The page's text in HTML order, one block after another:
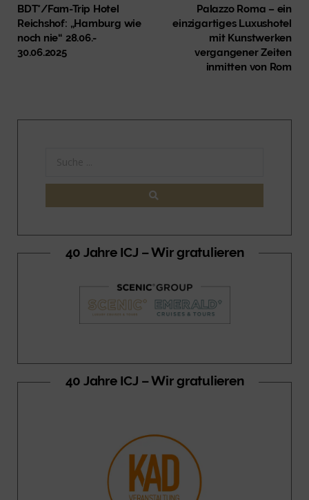
BDT*/Fam-Trip Hotel
Reichshof: „Hamburg wie
noch nie“ 28.06.-
30.06.2025
Palazzo Roma – ein
einzigartiges Luxushotel
mit Kunstwerken
vergangener Zeiten
inmitten von Rom
40 Jahre ICJ – Wir gratulieren
40 Jahre ICJ – Wir gratulieren